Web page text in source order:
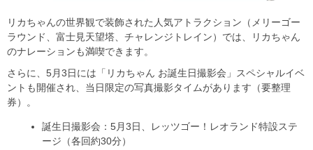
リカちゃんの世界観で装飾された人気アトラクション（メリーゴー
ラウンド、富士見天望塔、チャレンジトレイン）では、リカちゃん
のナレーションも満喫できます。
さらに、5月3日には「リカちゃん お誕生日撮影会」スペシャルイベ
ントも開催され、当日限定の写真撮影タイムがあります（要整理
券）。
誕生日撮影会：5月3日、レッツゴー！レオランド特設ステ
ージ（各回約30分）